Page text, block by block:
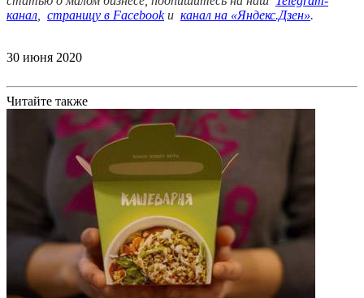
канал
страницу в Facebookи канал на «Яндекс.Дзен».
30 июня 2020
Читайте также